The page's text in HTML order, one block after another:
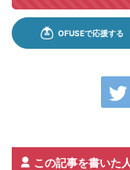
この記事を書いた人